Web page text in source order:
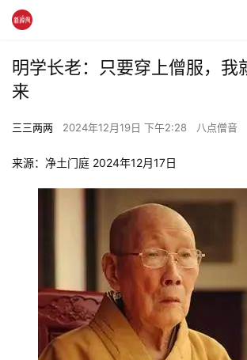
明学长老：只要穿上僧服，我
来
三三两两 2024年12月19日 下午2:28 八点僧音
来源：净土门庭 2024年12月17日